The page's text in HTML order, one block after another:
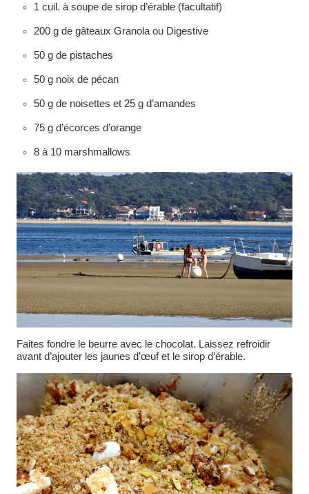
1 cuil. à soupe de sirop d’érable (facultatif)
200 g de gâteaux Granola ou Digestive
50 g de pistaches
50 g noix de pécan
50 g de noisettes et 25 g d’amandes
75 g d’écorces d’orange
8 à 10 marshmallows
Faites fondre le beurre avec le chocolat. Laissez refroidir
avant d’ajouter les jaunes d’œuf et le sirop d’érable.